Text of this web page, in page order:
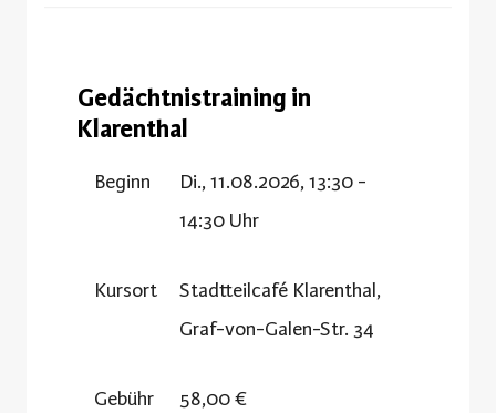
Gedächtnistraining in
Klarenthal
Beginn
Di., 11.08.2026, 13:30 -
14:30 Uhr
Kursort
Stadtteilcafé Klarenthal,
Graf-von-Galen-Str. 34
Gebühr 58,00 €